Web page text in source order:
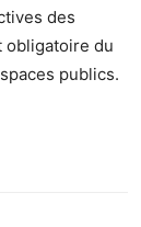
des
obligatoire du
publics.